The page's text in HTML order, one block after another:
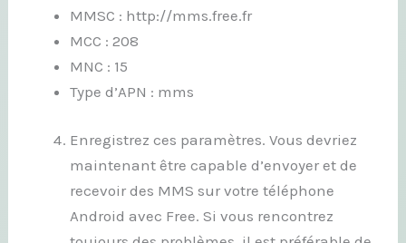
MMSC : http://mms.free.fr
MCC : 208
MNC : 15
Type d’APN : mms
Enregistrez ces paramètres. Vous devriez
maintenant être capable d’envoyer et de
recevoir des MMS sur votre téléphone
Android avec Free. Si vous rencontrez